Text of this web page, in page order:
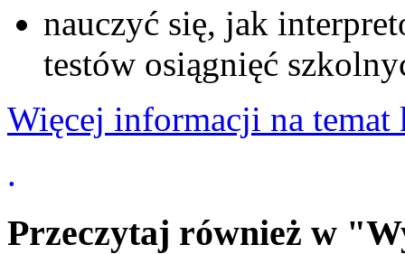
nauczyć się, jak
testów osiągnięć
Więcej informacji na temat
.
Przeczytaj również w